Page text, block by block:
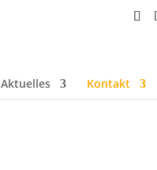
Aktuelles Kontakt